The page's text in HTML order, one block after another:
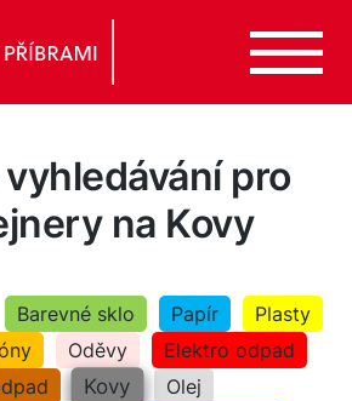
pro
na Kovy
Barevné sklo Papír
Plasty
Oděvy
Elektro odpad
Kovy
Olej